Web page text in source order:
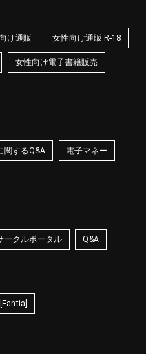
け通販 女性向け通販 R-18
女性向け電子書籍販売
関するQ&A 電子マネー
ークルポータル Q&A